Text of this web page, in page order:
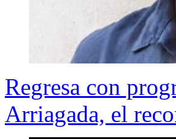
Regresa con
Arriagada, el